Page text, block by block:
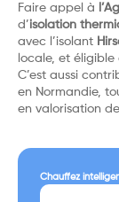
Faire appel à
d’isolation
avec l’isolant
locale, et
C’est aussi
en Normandie,
en valorisation
Chauffez